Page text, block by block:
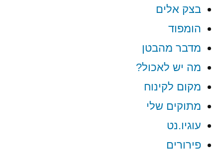
בצק אלים
הומפוד
מדבר מהבטן
מה יש לאכול?
מקום לקינוח
מתוקים שלי
עוגיו.נט
פירורים